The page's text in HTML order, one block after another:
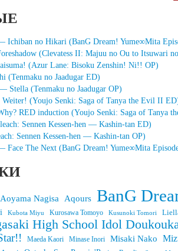
Ichiban no Hikari (BanG Dream! Yume∞Mita
(Clevatess II: Majuu no Ou to Itsuwari no
(Azur Lane: Bisoku Zenshin! Ni!! OP)
(Tenmaku no Jaadugar ED)
Stella (Tenmaku no Jaadugar OP)
(Youjo Senki: Saga of Tanya the Evil II
RED induction (Youjo Senki: Saga of Tanya
Sennen Kessen-hen — Kashin-tan ED)
Sennen Kessen-hen — Kashin-tan OP)
Face The Next (BanG Dream! Yume∞Mita
Aoyama Nagisa Aqours BanG
Kubota Miyu Kurosawa Tomoyo Kusunoki Tomori
High School Idol
Maeda Kaori Minase Inori Misaki Nako